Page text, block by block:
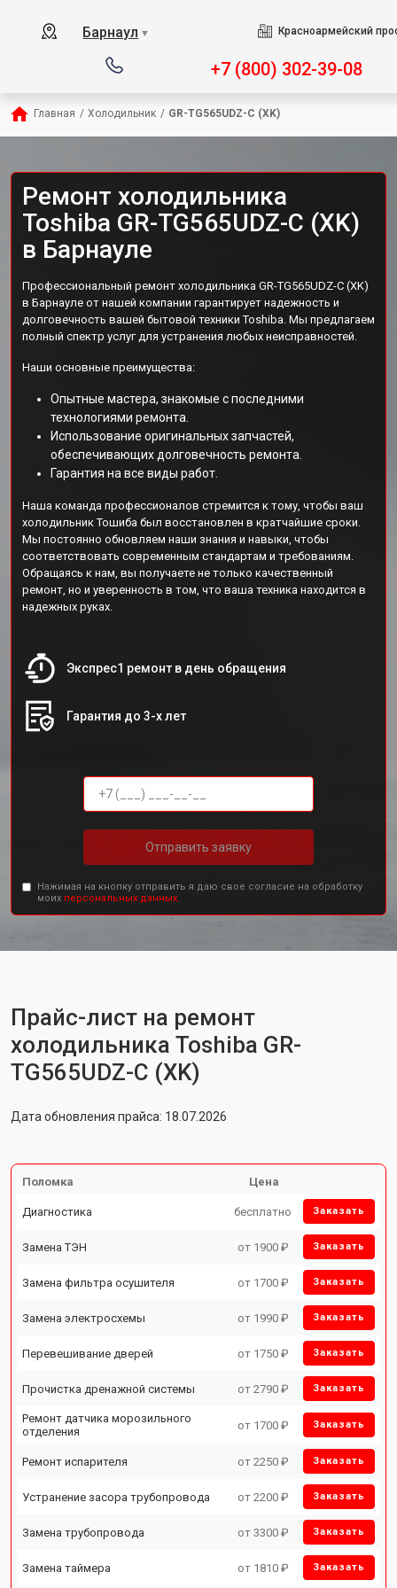
Барнаул ▼ Красноармейский
+7 (800) 302-39-08
Главная / Холодильник / GR-TG565UDZ-C (XK)
Ремонт холодильника
Toshiba GR-TG565UDZ-C (XK)
в Барнауле
Профессиональный ремонт холодильника GR-TG565UDZ-C (XK)
в Барнауле от нашей компании гарантирует надежность и
долговечность вашей бытовой техники Toshiba. Мы предлагаем
полный спектр услуг для устранения любых неисправностей.
Наши основные преимущества:
Опытные мастера, знакомые с последними
технологиями ремонта.
Использование оригинальных запчастей,
обеспечивающих долговечность ремонта.
Гарантия на все виды работ.
Наша команда профессионалов стремится к тому, чтобы ваш
холодильник Тошиба был восстановлен в кратчайшие сроки.
Мы постоянно обновляем наши знания и навыки, чтобы
соответствовать современным стандартам и требованиям.
Обращаясь к нам, вы получаете не только качественный
ремонт, но и уверенность в том, что ваша техника находится в
надежных руках.
Экспрес1 ремонт в день обращения
Гарантия до 3-х лет
Отправить заявку
Нажимая на кнопку отправить я даю свое согласие на обработку
моих персональных данных.
Прайс-лист на ремонт
холодильника Toshiba GR-
TG565UDZ-C (XK)
Дата обновления прайса: 18.07.2026
Поломка Цена
Диагностика бесплатно Заказать
Замена ТЭН от 1900 ₽ Заказать
Замена фильтра осушителя от 1700 ₽ Заказать
Замена электросхемы от 1990 ₽ Заказать
Перевешивание дверей от 1750 ₽ Заказать
Прочистка дренажной системы от 2790 ₽ Заказать
Ремонт датчика морозильного
отделения
от 1700 ₽ Заказать
Ремонт испарителя от 2250 ₽ Заказать
Устранение засора трубопровода от 2200 ₽ Заказать
Замена трубопровода от 3300 ₽ Заказать
Замена таймера от 1810 ₽ Заказать